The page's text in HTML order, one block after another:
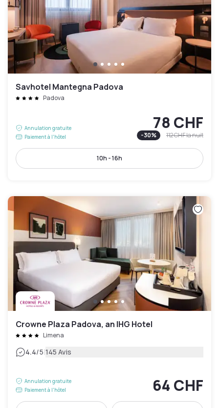
Savhotel Mantegna Padova
Padova
Annulation gratuite
Paiement à l'hôtel
78 CHF
-30% 112 CHFla nuit
10h - 16h
Crowne Plaza Padova, an IHG Hotel
Limena
4.4/5|145 Avis
Annulation gratuite
Paiement à l'hôtel
64 CHF